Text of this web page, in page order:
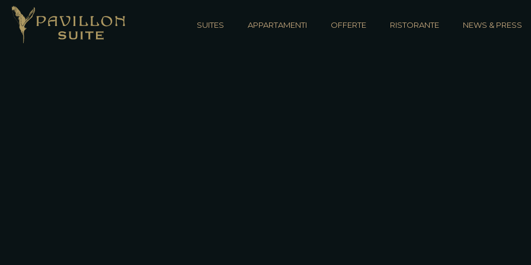
SUITES APPARTAMENTI OFFERTE RISTORANTE NEWS & PRESS